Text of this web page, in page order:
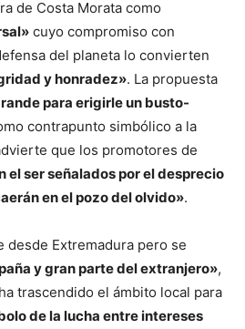
de Costa Morata como
cuyo compromiso con
del planeta lo convierten
y honradez». La propuesta
para erigirle un busto-
contrapunto simbólico a la
que los promotores de
el ser señalados por el desprecio
en el pozo del olvido».
desde Extremadura pero se
y gran parte del extranjero»,
trascendido el ámbito local para
de la lucha entre intereses